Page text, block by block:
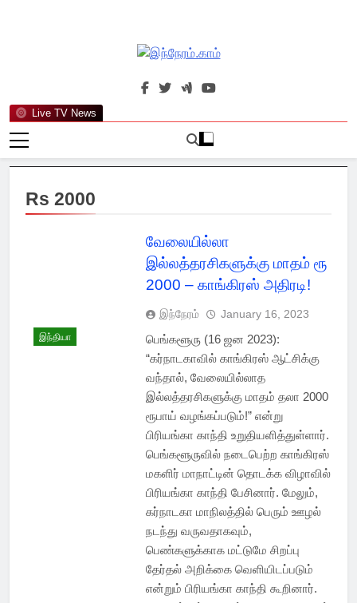
Live TV News
இந்நேரம்.காம்
செய்திகளுக்கு அப்பால்…
Rs 2000
இந்தியா
வேலையில்லா
இல்லத்தரசிகளுக்கு மாதம் ரூ
2000 – காங்கிரஸ் அதிரடி!
இந்நேரம் January 16, 2023
பெங்களூரு (16 ஜன 2023):
“கர்நாடகாவில் காங்கிரஸ் ஆட்சிக்கு
வந்தால், வேலையில்லாத
இல்லத்தரசிகளுக்கு மாதம் தலா 2000
ரூபாய் வழங்கப்படும்!” என்று
பிரியங்கா காந்தி உறுதியளித்துள்ளார்.
பெங்களூருவில் நடைபெற்ற காங்கிரஸ்
மகளிர் மாநாட்டின் தொடக்க விழாவில்
பிரியங்கா காந்தி பேசினார். மேலும்,
கர்நாடகா மாநிலத்தில் பெரும் ஊழல்
நடந்து வருவதாகவும்,
பெண்களுக்காக மட்டுமே சிறப்பு
தேர்தல் அறிக்கை வெளியிடப்படும்
என்றும் பிரியங்கா காந்தி கூறினார்.